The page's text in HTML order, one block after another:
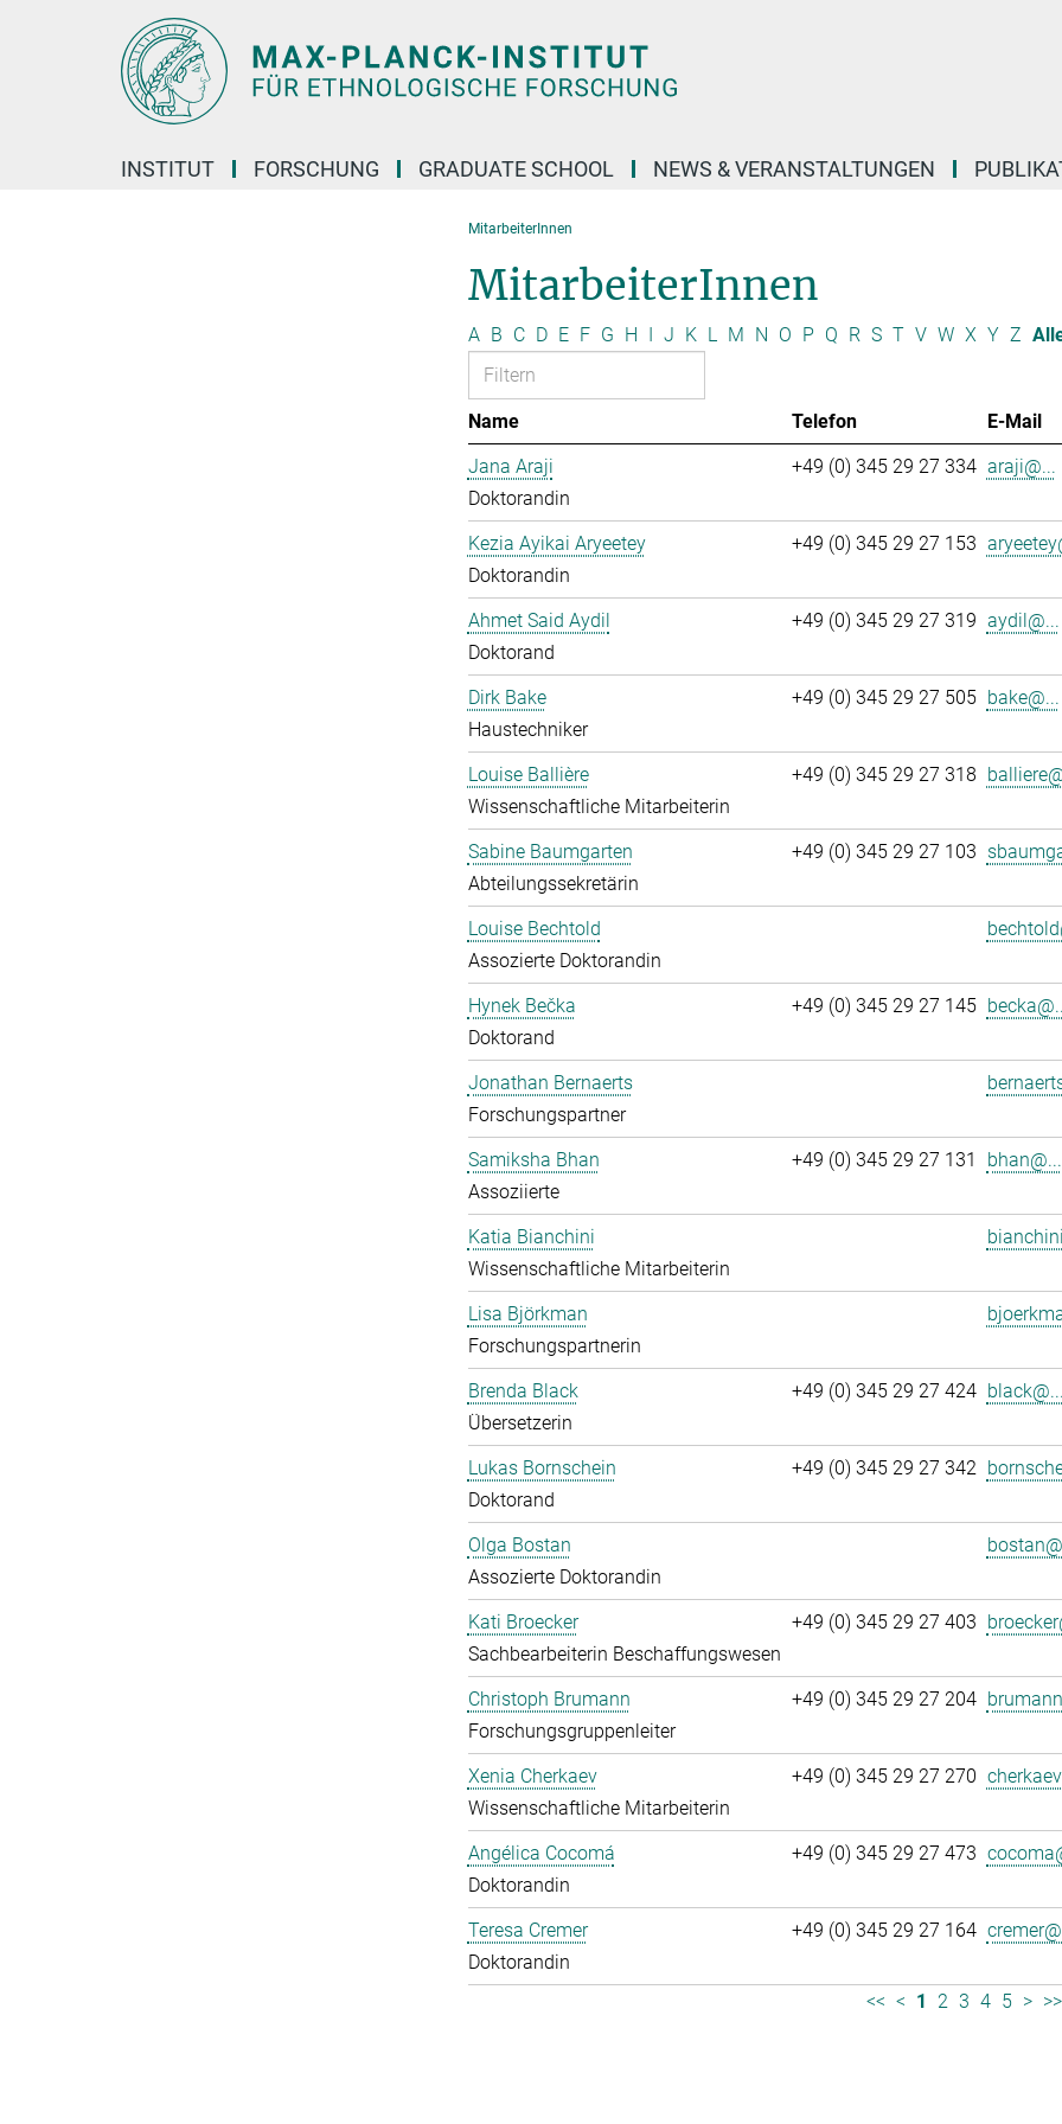
INSTITUT FORSCHUNG GRADUATE SCHOOL NEWS & VERANSTALTUNGEN
MitarbeiterInnen
MitarbeiterInnen
A B C D E F G H I J K L M N O P Q R S T V W X Y Z
Name Telefon
E-Mail
Jana Araji
Doktorandin
+49 (0) 345 29 27 334 araji@...
Kezia Ayikai Aryeetey
Doktorandin
+49 (0) 345 29 27 153
Ahmet Said Aydil
Doktorand
+49 (0) 345 29 27 319 aydil@...
Dirk Bake
Haustechniker
+49 (0) 345 29 27 505 bake@...
Louise Ballière
Wissenschaftliche Mitarbeiterin
+49 (0) 345 29 27 318
Sabine Baumgarten
Abteilungssekretärin
+49 (0) 345 29 27 103
Louise Bechtold
Assozierte Doktorandin
Hynek Bečka
Doktorand
+49 (0) 345 29 27 145
Jonathan Bernaerts
Forschungspartner
Samiksha Bhan
Assoziierte
+49 (0) 345 29 27 131 bhan@...
Katia Bianchini
Wissenschaftliche Mitarbeiterin
Lisa Björkman
Forschungspartnerin
Brenda Black
Übersetzerin
+49 (0) 345 29 27 424 black@...
Lukas Bornschein
Doktorand
+49 (0) 345 29 27 342
Olga Bostan
Assozierte Doktorandin
Kati Broecker
Sachbearbeiterin Beschaffungswesen
+49 (0) 345 29 27 403
Christoph Brumann
Forschungsgruppenleiter
+49 (0) 345 29 27 204
Xenia Cherkaev
Wissenschaftliche Mitarbeiterin
+49 (0) 345 29 27 270
Angélica Cocomá
Doktorandin
+49 (0) 345 29 27 473
Teresa Cremer
Doktorandin
+49 (0) 345 29 27 164
<< < 1 2 3 4 5 > >>